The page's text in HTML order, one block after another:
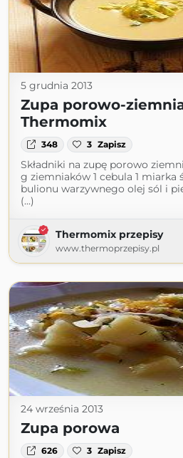
5 grudnia 2013
Zupa porowo-
Thermomix
348 3 Zapisz
Składniki na zupę porowo
g ziemniaków 1 cebula 1
bulionu warzywnego olej sól i
(...)
Thermomix przepisy
www.thermoprzepisy.pl
24 września 2013
Zupa porowa
626 3 Zapisz